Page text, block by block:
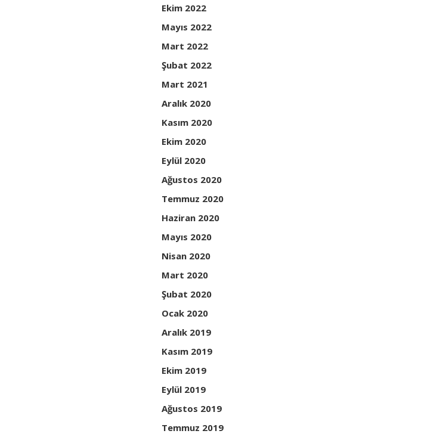
Ekim 2022
Mayıs 2022
Mart 2022
Şubat 2022
Mart 2021
Aralık 2020
Kasım 2020
Ekim 2020
Eylül 2020
Ağustos 2020
Temmuz 2020
Haziran 2020
Mayıs 2020
Nisan 2020
Mart 2020
Şubat 2020
Ocak 2020
Aralık 2019
Kasım 2019
Ekim 2019
Eylül 2019
Ağustos 2019
Temmuz 2019